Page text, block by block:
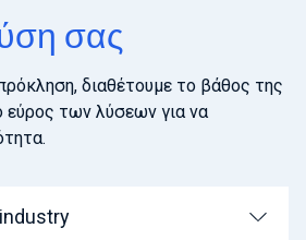
σας
διαθέτουμε το βάθος της
εύρος των λύσεων για να